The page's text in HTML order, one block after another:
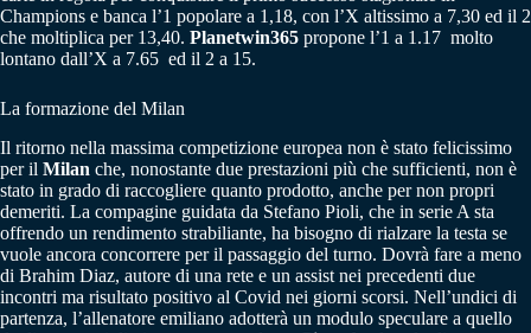
Champions e banca l’1 popolare a 1,18, con l’X altissimo a 7,30 ed il 2
che moltiplica per 13,40. Planetwin365 propone l’1 a 1.17 molto
lontano dall’X a 7.65 ed il 2 a 15.
La formazione del Milan
Il ritorno nella massima competizione europea non è stato felicissimo
per il Milan che, nonostante due prestazioni più che sufficienti, non è
stato in grado di raccogliere quanto prodotto, anche per non propri
demeriti. La compagine guidata da Stefano Pioli, che in serie A sta
offrendo un rendimento strabiliante, ha bisogno di rialzare la testa se
vuole ancora concorrere per il passaggio del turno. Dovrà fare a meno
di Brahim Diaz, autore di una rete e un assist nei precedenti due
incontri ma risultato positivo al Covid nei giorni scorsi. Nell’undici di
partenza, l’allenatore emiliano adotterà un modulo speculare a quello